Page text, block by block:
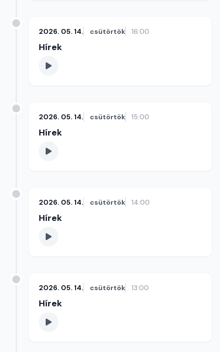
2026. 05. 14. csütörtök 16:00
Hírek
2026. 05. 14. csütörtök 15:00
Hírek
2026. 05. 14. csütörtök 14:00
Hírek
2026. 05. 14. csütörtök 13:00
Hírek